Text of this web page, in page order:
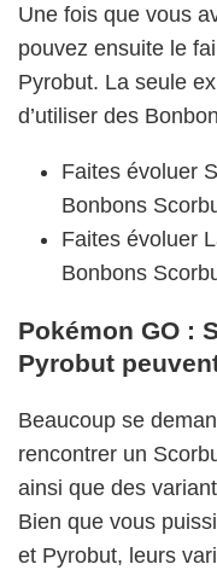
Une fois que vous
pouvez ensuite le
Pyrobut. La seule
d’utiliser des
Faites évoluer
Bonbons
Faites évoluer
Bonbons
Pokémon GO :
Pyrobut
Beaucoup se
rencontrer un
ainsi que des
Bien que vous
et Pyrobut, leurs